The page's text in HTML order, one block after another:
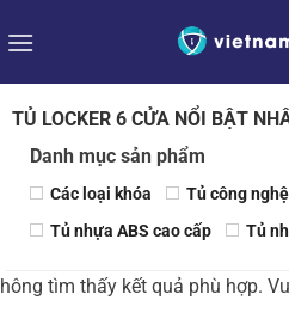
qua
dung
TỦ LOCKER 6 CỬA NỔI BẬT
Danh mục sản phẩm
Các loại khóa Tủ công nghệ
Tủ nhựa ABS cao cấp
Tủ
tìm thấy kết quả phù hợp.